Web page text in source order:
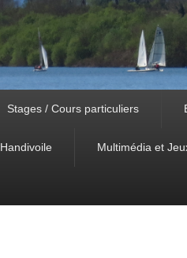
Stages / Cours particuliers
Handivoile Multimédia et